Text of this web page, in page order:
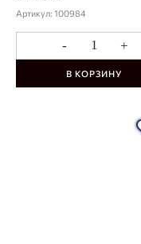
Артикул: 100984
- +
В КОРЗИНУ